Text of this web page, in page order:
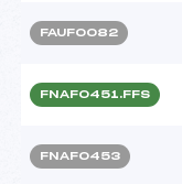
FAUF0082
FNAF0451.FFS
FNAF0453